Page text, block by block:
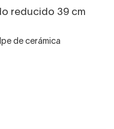
reducido 39 cm
de cerámica